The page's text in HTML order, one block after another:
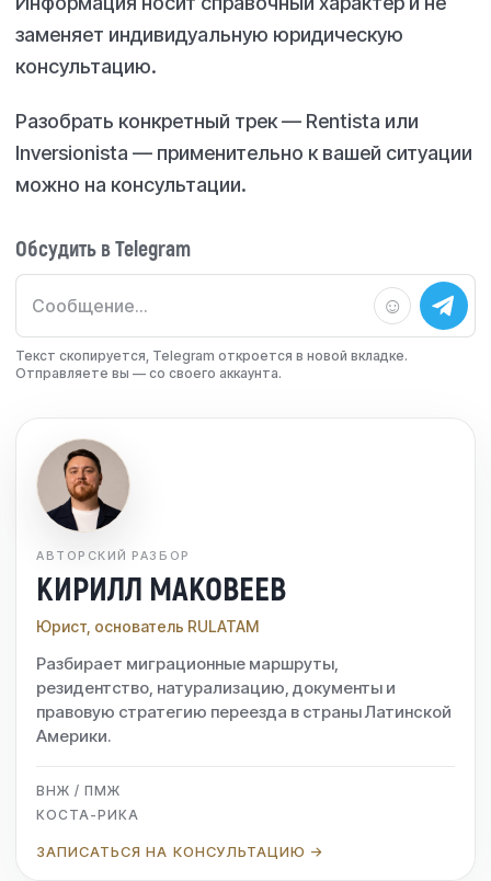
заменяет индивидуальную юридическую
консультацию.
Разобрать конкретный трек — Rentista или
Inversionista — применительно к вашей ситуации
можно на консультации.
Обсудить в Telegram
☺
Текст скопируется, Telegram откроется в новой вкладке.
Отправляете вы — со своего аккаунта.
АВТОРСКИЙ РАЗБОР
КИРИЛЛ МАКОВЕЕВ
Юрист, основатель RULATAM
Разбирает миграционные маршруты,
резидентство, натурализацию, документы и
правовую стратегию переезда в страны Латинской
Америки.
ВНЖ / ПМЖ
КОСТА-РИКА
ЗАПИСАТЬСЯ НА КОНСУЛЬТАЦИЮ →